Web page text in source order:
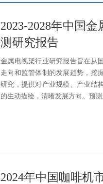
2023-2028年中国
测研究报告
金属电视架行业研究报告旨在从
走向和监管体制的发展趋势，挖
研究，提供对产业规模、产业结
的生动描绘，清晰发展方向。预
2024年中国咖啡机